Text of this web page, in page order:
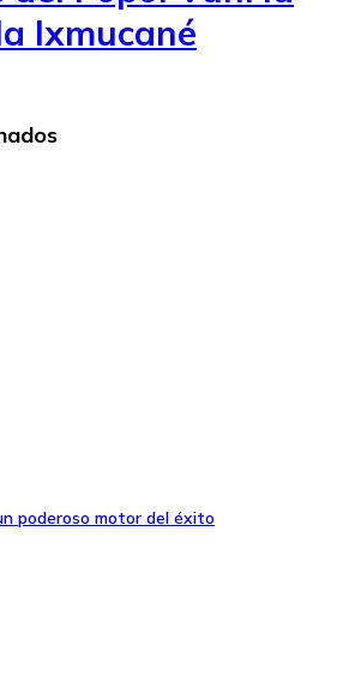
Ixmucané
poderoso motor del éxito